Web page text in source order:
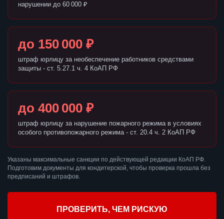
нарушении до 60 000 ₽
до 150 000 ₽
штраф юрлицу за необеспечение работников средствами
защиты - ст. 5.27.1 ч. 4 КоАП РФ
до 400 000 ₽
штраф юрлицу за нарушение пожарного режима в условиях
особого противопожарного режима - ст. 20.4 ч. 2 КоАП РФ
Указаны максимальные санкции по действующей редакции КоАП РФ.
Подготовим документы для кондитерской, чтобы проверка прошла без
предписаний и штрафов.
ПРОВЕРИТЬ, ЧЕМ РИСКУЮ